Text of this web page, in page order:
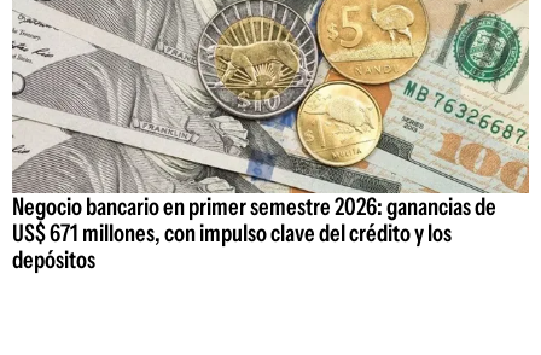
Negocio bancario en primer semestre 2026: ganancias de
US$ 671 millones, con impulso clave del crédito y los
depósitos